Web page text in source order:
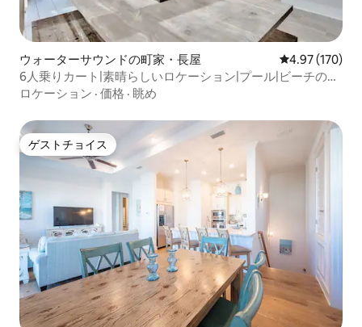
ウォーターサウンドの町家・長屋 レビュー170
4.97 (170)
6人乗りカート|素晴らしいロケーション|プール|ビーチの近
く
ロケーション · 価格 · 眺め
ゲストチョイス
ゲストチョイス